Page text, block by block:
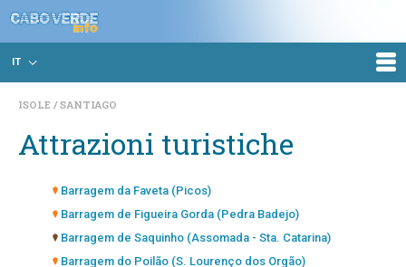
IT
ISOLE SANTIAGO
Attrazioni turistiche
Barragem da Faveta (Picos)
Barragem de Figueira Gorda (Pedra Badejo)
Barragem de Saquinho (Assomada - Sta. Catarina)
Barragem do Poilão (S. Lourenço dos Orgão)